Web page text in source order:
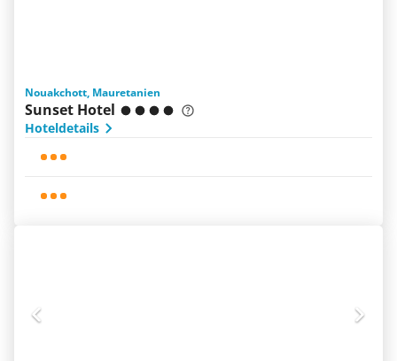
Nouakchott, Mauretanien
Sunset Hotel
Hoteldetails